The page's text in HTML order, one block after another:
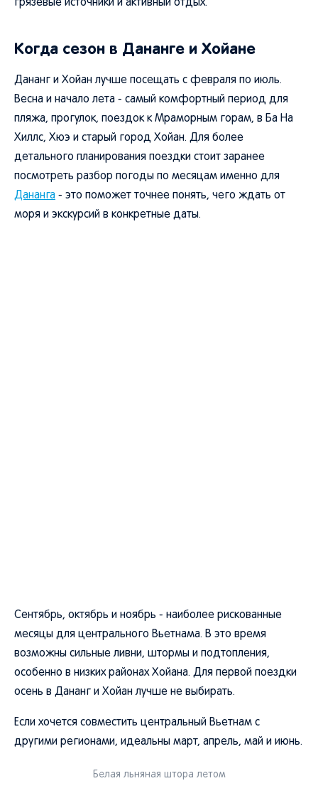
грязевые источники и активный отдых.
Когда сезон в Дананге и Хойане
Дананг и Хойан лучше посещать с февраля по июль.
Весна и начало лета - самый комфортный период для
пляжа, прогулок, поездок к Мраморным горам, в Ба На
Хиллс, Хюэ и старый город Хойан. Для более
детального планирования поездки стоит заранее
посмотреть разбор погоды по месяцам именно для
Дананга - это поможет точнее понять, чего ждать от
моря и экскурсий в конкретные даты.
Сентябрь, октябрь и ноябрь - наиболее рискованные
месяцы для центрального Вьетнама. В это время
возможны сильные ливни, штормы и подтопления,
особенно в низких районах Хойана. Для первой поездки
осень в Дананг и Хойан лучше не выбирать.
Если хочется совместить центральный Вьетнам с
другими регионами, идеальны март, апрель, май и июнь.
Белая льняная штора летом